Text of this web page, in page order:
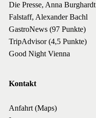
Die Presse, Anna Burghardt
Falstaff, Alexander Bachl
GastroNews (97 Punkte)
TripAdvisor (4,5 Punkte)
Good Night Vienna
Kontakt
Anfahrt (Maps)